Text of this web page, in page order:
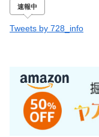
速報中
Tweets by 728_info